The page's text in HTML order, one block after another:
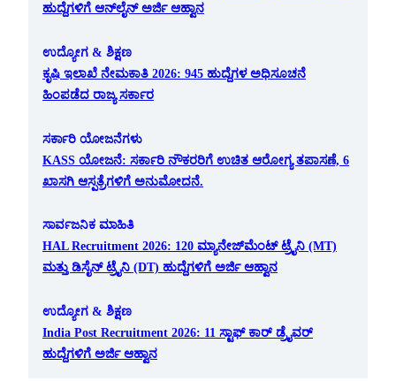
ಹುದ್ದೆಗಳಿಗೆ ಆನ್‌ಲೈನ್ ಅರ್ಜಿ ಆಹ್ವಾನ
ಉದ್ಯೋಗ & ಶಿಕ್ಷಣ
ಕೃಷಿ ಇಲಾಖೆ ನೇಮಕಾತಿ 2026: 945 ಹುದ್ದೆಗಳ ಅಧಿಸೂಚನೆ
ಹಿಂಪಡೆದ ರಾಜ್ಯ ಸರ್ಕಾರ
ಸರ್ಕಾರಿ ಯೋಜನೆಗಳು
KASS ಯೋಜನೆ: ಸರ್ಕಾರಿ ನೌಕರರಿಗೆ ಉಚಿತ ಆರೋಗ್ಯ ತಪಾಸಣೆ, 6
ಖಾಸಗಿ ಆಸ್ಪತ್ರೆಗಳಿಗೆ ಅನುಮೋದನೆ.
ಸಾರ್ವಜನಿಕ ಮಾಹಿತಿ
HAL Recruitment 2026: 120 ಮ್ಯಾನೇಜ್‌ಮೆಂಟ್ ಟ್ರೈನಿ (MT)
ಮತ್ತು ಡಿಸೈನ್ ಟ್ರೈನಿ (DT) ಹುದ್ದೆಗಳಿಗೆ ಅರ್ಜಿ ಆಹ್ವಾನ
ಉದ್ಯೋಗ & ಶಿಕ್ಷಣ
India Post Recruitment 2026: 11 ಸ್ಟಾಫ್ ಕಾರ್ ಡ್ರೈವರ್
ಹುದ್ದೆಗಳಿಗೆ ಅರ್ಜಿ ಆಹ್ವಾನ